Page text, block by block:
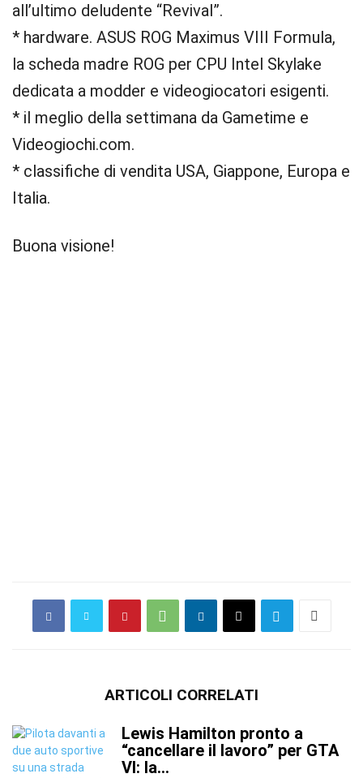
all’ultimo deludente “Revival”.
* hardware. ASUS ROG Maximus VIII Formula,
la scheda madre ROG per CPU Intel Skylake
dedicata a modder e videogiocatori esigenti.
* il meglio della settimana da Gametime e
Videogiochi.com.
* classifiche di vendita USA, Giappone, Europa e
Italia.
Buona visione!
ARTICOLI CORRELATI
Lewis Hamilton pronto a
“cancellare il lavoro” per GTA
VI: la...